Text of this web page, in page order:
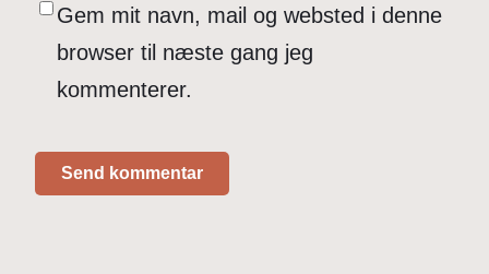
Gem mit navn, mail og websted i denne
browser til næste gang jeg
kommenterer.